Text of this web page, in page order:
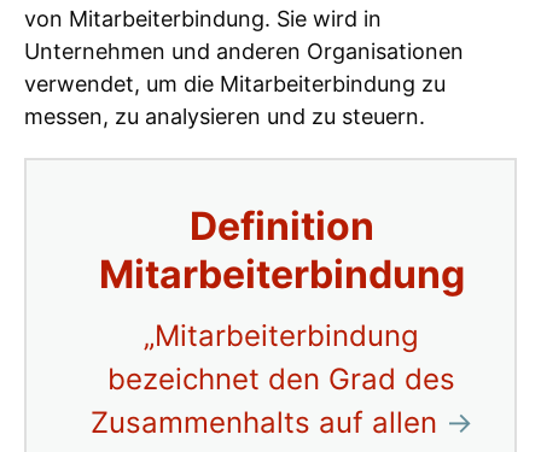
von Mitarbeiterbindung. Sie wird in
Unternehmen und anderen Organisationen
verwendet, um die Mitarbeiterbindung zu
messen, zu analysieren und zu steuern.
Definition
Mitarbeiterbindung
„Mitarbeiterbindung
bezeichnet den Grad des
Zusammenhalts auf allen →